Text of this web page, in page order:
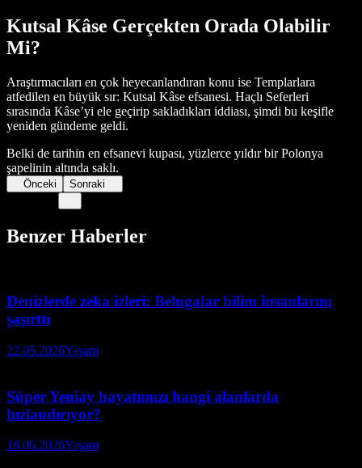
Kutsal Kâse Gerçekten Orada Olabilir
Mi?
Araştırmacıları en çok heyecanlandıran konu ise Templarlara
atfedilen en büyük sır: Kutsal Kâse efsanesi. Haçlı Seferleri
sırasında Kâse’yi ele geçirip sakladıkları iddiası, şimdi bu keşifle
yeniden gündeme geldi.
Belki de tarihin en efsanevi kupası, yüzlerce yıldır bir Polonya
şapelinin altında saklı.
Önceki Sonraki
Benzer Haberler
Denizlerde zeka izleri: Belugalar bilim insanlarını
şaşırttı
22.05.2026Yaşam
Süper Yeniay hayatımızı hangi alanlarda
hızlandırıyor?
18.06.2026Yaşam